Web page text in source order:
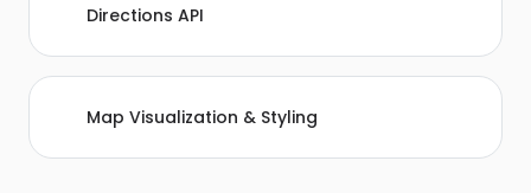
Directions API
Map Visualization & Styling